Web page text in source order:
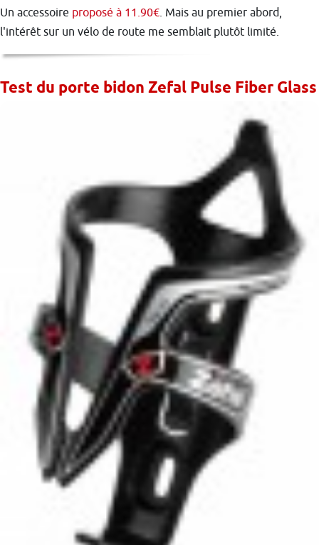
Un accessoire proposé à 11.90€. Mais au premier abord,
l'intérêt sur un vélo de route me semblait plutôt limité.
Test du porte bidon Zefal Pulse Fiber Glass